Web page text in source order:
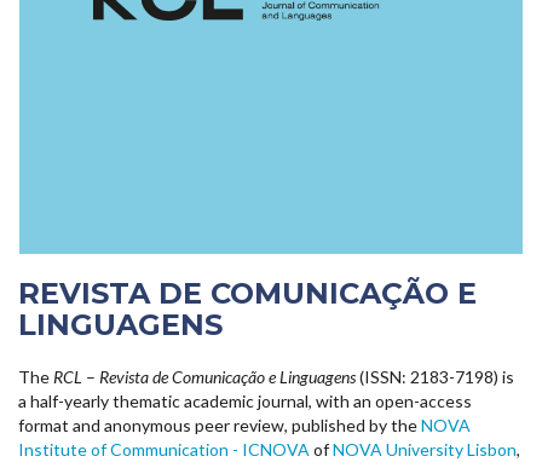
REVISTA DE COMUNICAÇÃO E
LINGUAGENS
TheRCL – Revista de Comunicação e Linguagens(ISSN: 2183-7198) is
a half-yearly thematic academic journal, with an open-access
format and anonymous peer review, published by theNOVA
Institute of Communication - ICNOVAofNOVA University Lisbon,